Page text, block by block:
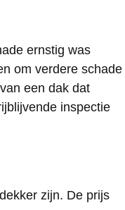
ernstig was
om verdere schade
een dak dat
inspectie
zijn. De prijs